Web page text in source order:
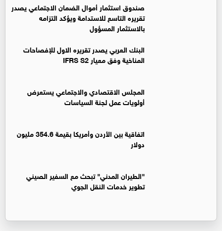
صندوق استثمار أموال الضمان الاجتماعي يصدر
تقريره التاسع للاستدامة ويؤكد التزامه
بالاستثمار المسؤول
البنك العربي يصدر تقريره الاول للإفصاحات
المناخية وفق معيار IFRS S2
المجلس الاقتصادي والاجتماعي يستعرض
أولويات عمل لجنة السياسات
اتفاقية بين الأردن وأمريكا بقيمة 354.6 مليون
دولار
"الطيران المدني" تبحث مع السفير الصيني
تطوير خدمات النقل الجوي